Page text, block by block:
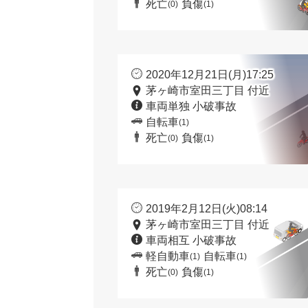
死亡(0) 負傷(1)
2020年12月21日(月)17:25
茅ヶ崎市室田三丁目 付近
車両単独 小破事故
自転車(1)
死亡(0) 負傷(1)
2019年2月12日(火)08:14
茅ヶ崎市室田三丁目 付近
車両相互 小破事故
軽自動車(1) 自転車(1)
死亡(0) 負傷(1)